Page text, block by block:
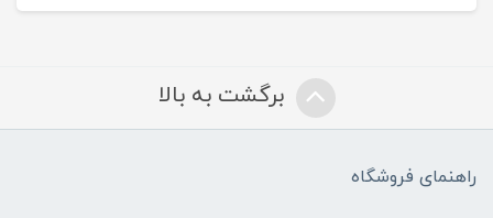
برگشت به بالا
راهنمای فروشگاه